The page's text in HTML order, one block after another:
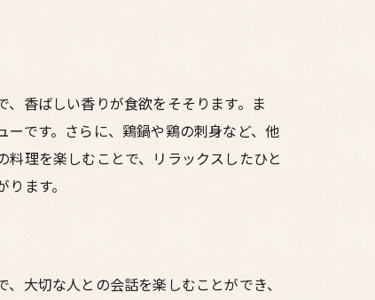
香ばしい香りが食欲をそそります。ま
です。さらに、鶏鍋や鶏の刺身など、他
理を楽しむことで、リラックスしたひと
ます。
大切な人との会話を楽しむことができ、